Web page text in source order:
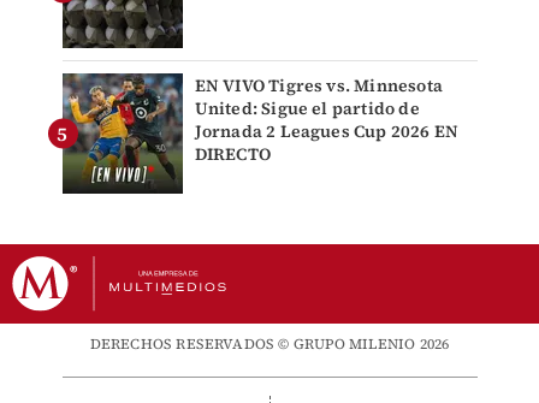
EN VIVO Tigres vs. Minnesota
United: Sigue el partido de
Jornada 2 Leagues Cup 2026 EN
DIRECTO
DERECHOS RESERVADOS © GRUPO MILENIO 2026